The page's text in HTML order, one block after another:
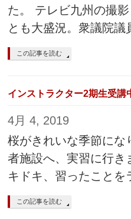
た。 テレビ九州の撮
とも大盛況。衆議院
この記事を読む
インストラクター2期生受
4月 4, 2019
桜がきれいな季節にな
者施設へ、実習に行き
キドキ、習ったこと
この記事を読む